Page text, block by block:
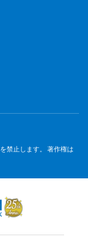
禁止します。 著作権は